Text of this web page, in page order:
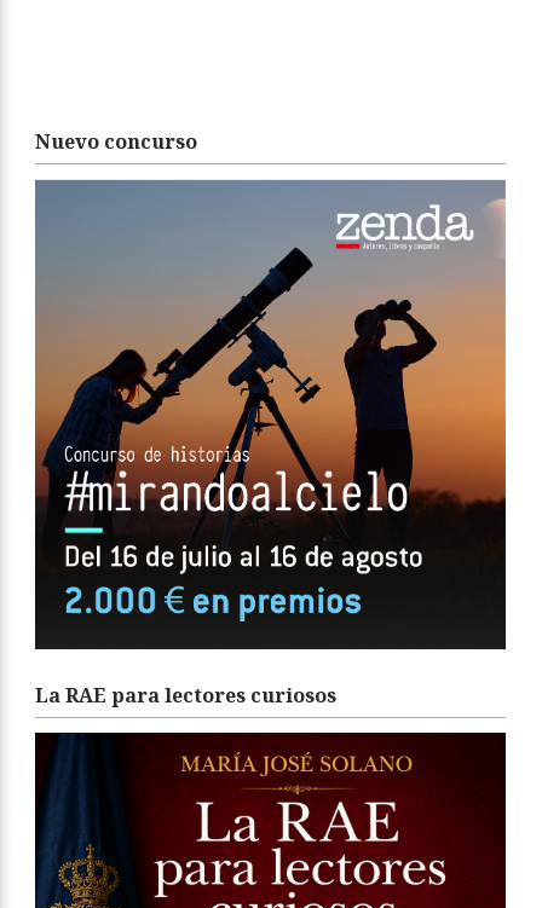
Nuevo concurso
La RAE para lectores curiosos